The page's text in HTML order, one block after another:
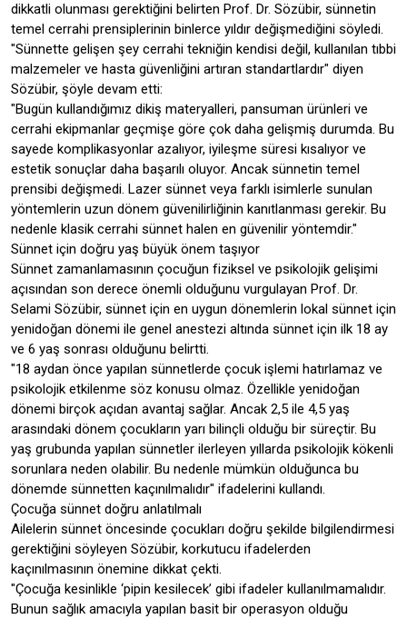
dikkatli olunması gerektiğini belirten Prof. Dr. Sözübir, sünnetin
temel cerrahi prensiplerinin binlerce yıldır değişmediğini söyledi.
"Sünnette gelişen şey cerrahi tekniğin kendisi değil, kullanılan tıbbi
malzemeler ve hasta güvenliğini artıran standartlardır" diyen
Sözübir, şöyle devam etti:
"Bugün kullandığımız dikiş materyalleri, pansuman ürünleri ve
cerrahi ekipmanlar geçmişe göre çok daha gelişmiş durumda. Bu
sayede komplikasyonlar azalıyor, iyileşme süresi kısalıyor ve
estetik sonuçlar daha başarılı oluyor. Ancak sünnetin temel
prensibi değişmedi. Lazer sünnet veya farklı isimlerle sunulan
yöntemlerin uzun dönem güvenilirliğinin kanıtlanması gerekir. Bu
nedenle klasik cerrahi sünnet halen en güvenilir yöntemdir."
Sünnet için doğru yaş büyük önem taşıyor
Sünnet zamanlamasının çocuğun fiziksel ve psikolojik gelişimi
açısından son derece önemli olduğunu vurgulayan Prof. Dr.
Selami Sözübir, sünnet için en uygun dönemlerin lokal sünnet için
yenidoğan dönemi ile genel anestezi altında sünnet için ilk 18 ay
ve 6 yaş sonrası olduğunu belirtti.
"18 aydan önce yapılan sünnetlerde çocuk işlemi hatırlamaz ve
psikolojik etkilenme söz konusu olmaz. Özellikle yenidoğan
dönemi birçok açıdan avantaj sağlar. Ancak 2,5 ile 4,5 yaş
arasındaki dönem çocukların yarı bilinçli olduğu bir süreçtir. Bu
yaş grubunda yapılan sünnetler ilerleyen yıllarda psikolojik kökenli
sorunlara neden olabilir. Bu nedenle mümkün olduğunca bu
dönemde sünnetten kaçınılmalıdır" ifadelerini kullandı.
Çocuğa sünnet doğru anlatılmalı
Ailelerin sünnet öncesinde çocukları doğru şekilde bilgilendirmesi
gerektiğini söyleyen Sözübir, korkutucu ifadelerden
kaçınılmasının önemine dikkat çekti.
"Çocuğa kesinlikle ‘pipin kesilecek’ gibi ifadeler kullanılmamalıdır.
Bunun sağlık amacıyla yapılan basit bir operasyon olduğu